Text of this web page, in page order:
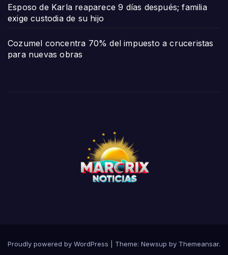
Esposo de Karla reaparece 9 días después; familia
exige custodia de su hijo
Cozumel concentra 70% del impuesto a cruceristas
para nuevas obras
Proudly powered by WordPress Theme: Newsup by Themeansar.